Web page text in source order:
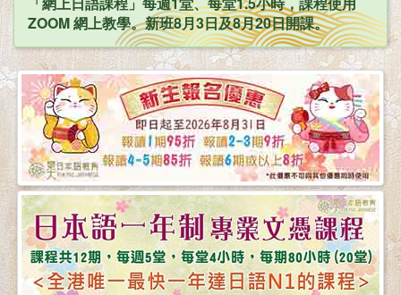
ZOOM 網上教學。新班8月3日及8月20日開課。